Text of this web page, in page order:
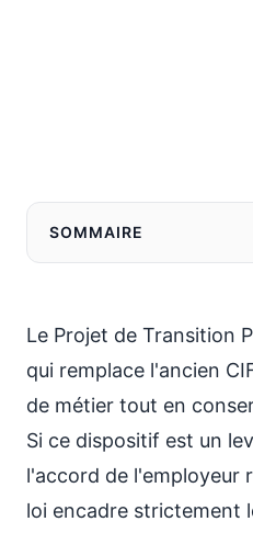
SOMMAIRE
Le Projet de Transition
qui remplace l'ancien
de métier tout en
Si ce dispositif est un
l'accord de l'employeur
loi encadre strictement